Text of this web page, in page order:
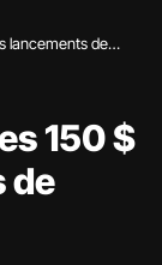
lancements de
150 $
de